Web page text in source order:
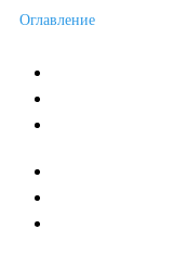
Оглавление